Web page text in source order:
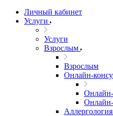
Личный кабинет
Услуги
Услуги
Взрослым
Взрослым
Онлайн-
Онлайн-
Онлайн-